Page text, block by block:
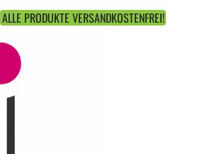
ALLE PRODUKTE VERSANDKOSTENFREI!